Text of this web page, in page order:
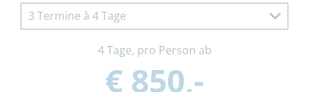
3 Termine à 4 Tage
4 Tage, pro Person ab
€ 850,-